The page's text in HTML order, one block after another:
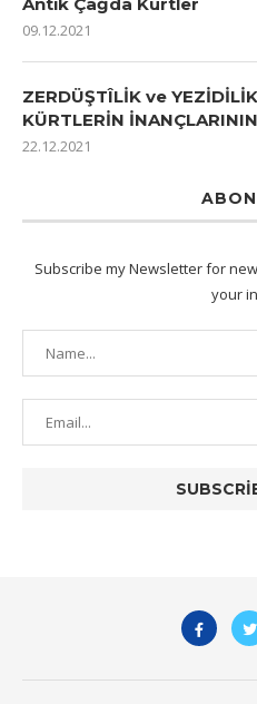
09.12.2021
ZERDÜŞTÎLİK ve
KÜRTLERİN
22.12.2021
Subscribe my Newsletter for
your